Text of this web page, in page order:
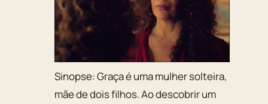
Sinopse:Graça é uma mulher solteira,
mãe de dois filhos. Ao descobrir um